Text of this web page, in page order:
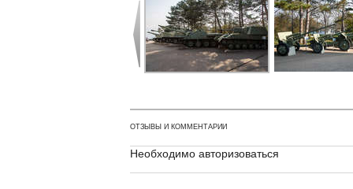
ОТЗЫВЫ И КОММЕНТАРИИ
Необходимо авторизоваться